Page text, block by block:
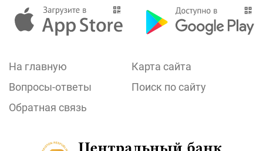
На главную
Карта сайта
Вопросы-ответы
Поиск по сайту
Обратная связь